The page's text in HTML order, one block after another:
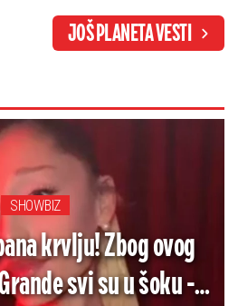
vest - Evo šta hitno šalje u
Rusiju (VIDEO)
JOŠ PLANETA VESTI
SHOWBIZ
krvlju! Zbog ovog
svi su u šoku -